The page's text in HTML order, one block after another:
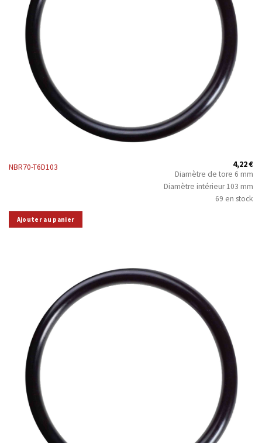
NBR70-T6D103 4,22€
Diamètre de tore 6 mm
Diamètre intérieur 103 mm
69 en stock
Ajouter au panier